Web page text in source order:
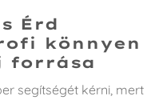
Érd
könnyen
forrása
segítségét kérni, mert